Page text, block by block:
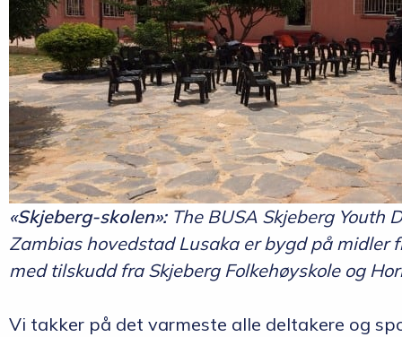
«Skjeberg-skolen»:The BUSA Skjeberg Youth
Zambias hovedstad Lusaka er bygd på midler
med tilskudd fra Skjeberg Folkehøyskole og
Vi takker på det varmeste alle deltakere og